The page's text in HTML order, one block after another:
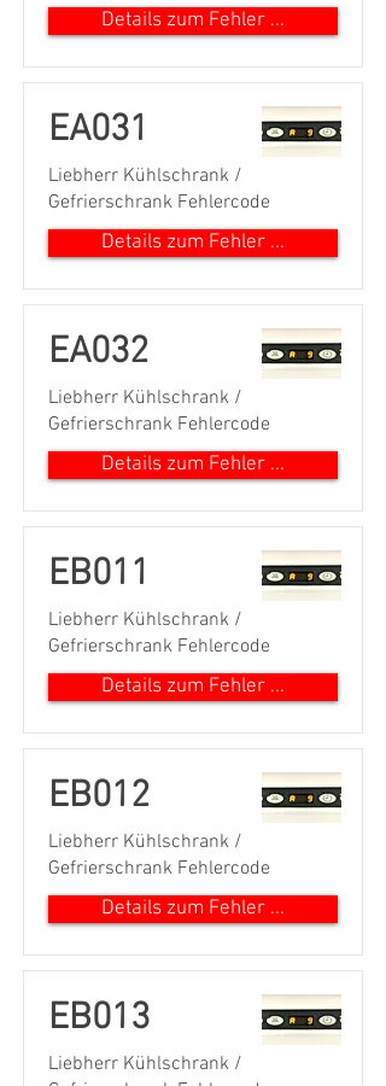
Details zum Fehler ...
EA031
Liebherr Kühlschrank /
Gefrierschrank Fehlercode
Details zum Fehler ...
EA032
Liebherr Kühlschrank /
Gefrierschrank Fehlercode
Details zum Fehler ...
EB011
Liebherr Kühlschrank /
Gefrierschrank Fehlercode
Details zum Fehler ...
EB012
Liebherr Kühlschrank /
Gefrierschrank Fehlercode
Details zum Fehler ...
EB013
Liebherr Kühlschrank /